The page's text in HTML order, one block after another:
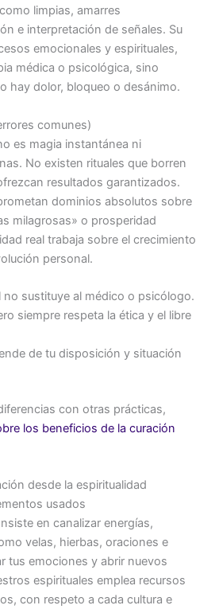
limpias, amarres
e interpretación de señales. Su
emocionales y espirituales,
médica o psicológica, sino
hay dolor, bloqueo o desánimo.
comunes)
es magia instantánea ni
No existen rituales que borren
resultados garantizados.
dominios absolutos sobre
milagrosas» o prosperidad
real trabaja sobre el crecimiento
personal.
no sustituye al médico o psicólogo.
siempre respeta la ética y el libre
de tu disposición y situación
con otras prácticas,
los beneficios de la curación
desde la espiritualidad
usados
en canalizar energías,
velas, hierbas, oraciones e
tus emociones y abrir nuevos
espirituales emplea recursos
con respeto a cada cultura e